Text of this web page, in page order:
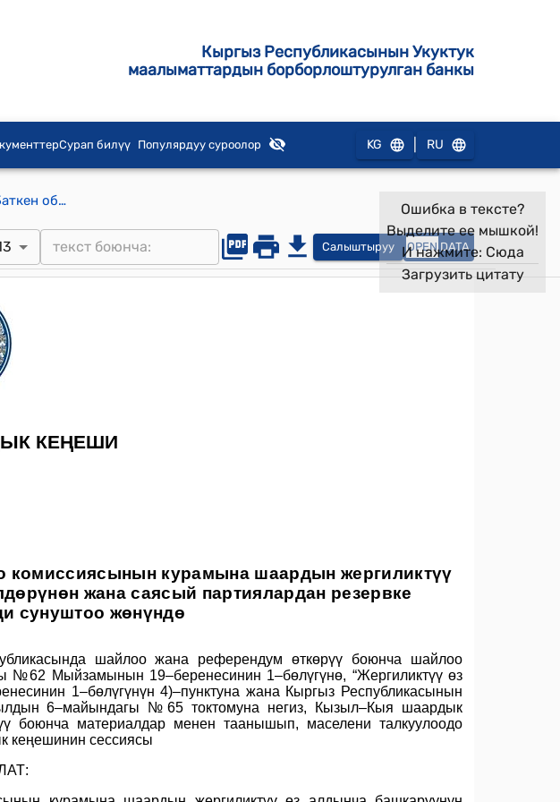
Кыргыз Республикасынын Укуктук
маалыматтардын борборлоштурулган банкы
Сурап билүү Популярдуу суроолор KG RU
Кызыл-Кыя шаардык кеңешинин 2013-жылдын 5-июлундагы № 7/20 "Баткен областынын Кызыл –Кыя шаардык аймактык шайлоо комиссиясынын курамына шаардын жергиликтүү өз алдынча башкаруунун өкүлчүлүктүү органынын өкүлдөрүнөн жана саясый партиялардан резервке көрсөтүлгөн талапкерлерлерди сунуштоо жөнүндө" токтому
Салыштыруу OPEN DATA
Ошибка в тексте?
Выделите ее мышкой!
И нажмите: Сюда
Загрузить цитату